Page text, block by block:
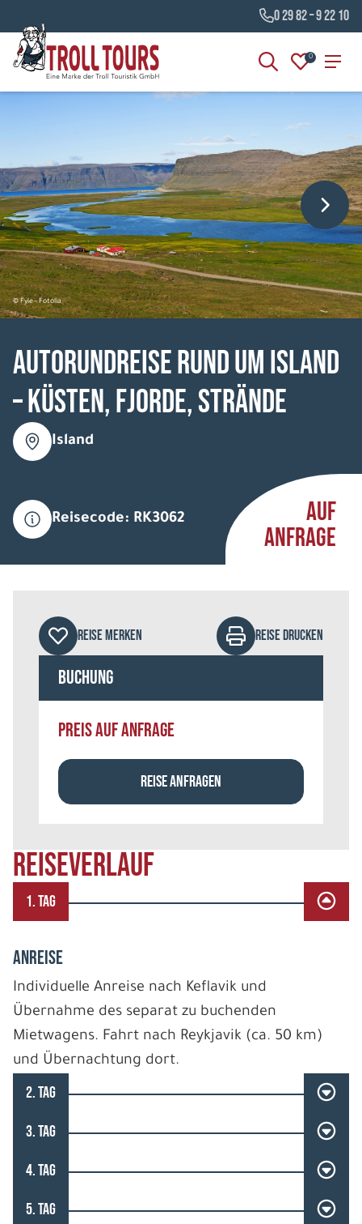
0 29 82 – 9 22 10
0
© Fyle - Fotolia
Autorundreise Rund um Island
– Küsten, Fjorde, Strände
Island
Reisecode: RK3062
AUF
ANFRAGE
REISEVERLAUF
1. TAG
ANREISE
Individuelle Anreise nach Keflavik und
Übernahme des separat zu buchenden
Mietwagens. Fahrt nach Reykjavik (ca. 50 km)
und Übernachtung dort.
2. TAG
3. TAG
4. TAG
5. TAG
REISE MERKEN REISE DRUCKEN
Buchung
PREIS AUF ANFRAGE
REISE ANFRAGEN